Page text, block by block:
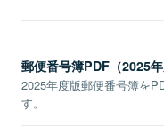
郵便番号簿PDF（2025年
2025年度版郵便番号簿を
す。